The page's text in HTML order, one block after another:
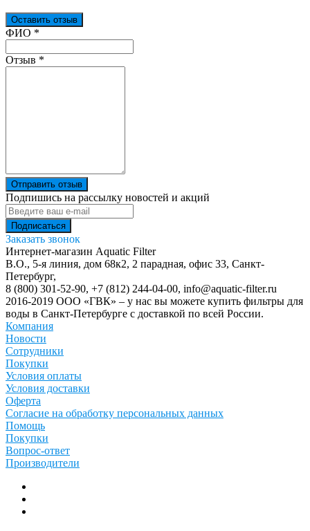
Оставить отзыв
Ваш отзыв был отправлен!
ФИО *
Отзыв *
Отправить отзыв
Подпишись на рассылку новостей и акций
Заказать звонок
Интернет-магазин Aquatic Filter
В.О., 5-я линия, дом 68к2, 2 парадная, офис 33, Санкт-
Петербург,
8 (800) 301-52-90, +7 (812) 244-04-00, info@aquatic-filter.ru
2016-2019 ООО «ГВК» – у нас вы можете купить фильтры для
воды в Санкт-Петербурге с доставкой по всей России.
Компания
Новости
Сотрудники
Покупки
Условия оплаты
Условия доставки
Оферта
Согласие на обработку персональных данных
Помощь
Покупки
Вопрос-ответ
Производители